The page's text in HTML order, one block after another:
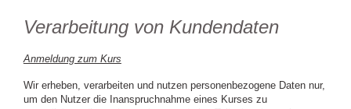
Verarbeitung von Kundendaten
Anmeldung zum Kurs
Wir erheben, verarbeiten und nutzen personenbezogene Daten nur,
um den Nutzer die Inanspruchnahme eines Kurses zu